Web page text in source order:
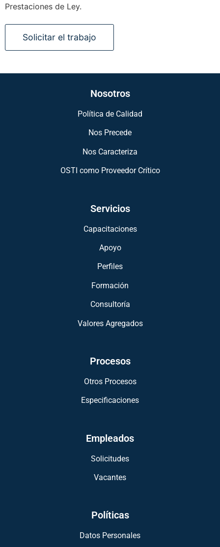
Prestaciones de Ley.
Nosotros
Política de Calidad
Nos Precede
Nos Caracteriza
OSTI como Proveedor Crítico
Servicios
Capacitaciones
Apoyo
Perfiles
Formación
Consultoría
Valores Agregados
Procesos
Otros Procesos
Especificaciones
Empleados
Solicitudes
Vacantes
Políticas
Datos Personales